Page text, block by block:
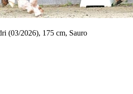
(03/2026), 175 cm, Sauro